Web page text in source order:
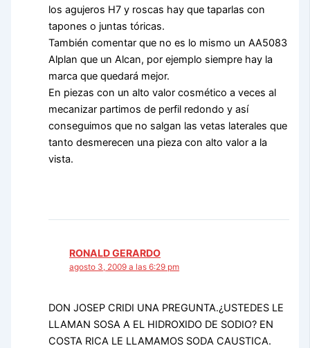
los agujeros H7 y roscas hay que taparlas con
tapones o juntas tóricas.
También comentar que no es lo mismo un AA5083
Alplan que un Alcan, por ejemplo siempre hay la
marca que quedará mejor.
En piezas con un alto valor cosmético a veces al
mecanizar partimos de perfil redondo y así
conseguimos que no salgan las vetas laterales que
tanto desmerecen una pieza con alto valor a la
vista.
RONALD GERARDO
agosto 3, 2009 a las 6:29 pm
DON JOSEP CRIDI UNA PREGUNTA.¿USTEDES LE
LLAMAN SOSA A EL HIDROXIDO DE SODIO? EN
COSTA RICA LE LLAMAMOS SODA CAUSTICA.